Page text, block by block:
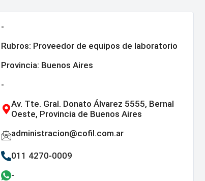
-
Rubros: Proveedor de equipos de laboratorio
Provincia: Buenos Aires
-
Av. Tte. Gral. Donato Álvarez 5555, Bernal
Oeste, Provincia de Buenos Aires
administracion@cofil.com.ar
011 4270-0009
-